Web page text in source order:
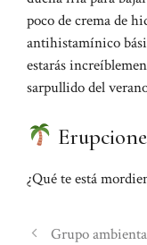
poco de crema de
antihistamínico
estarás
sarpullido del
¿Qué te está
Grupo